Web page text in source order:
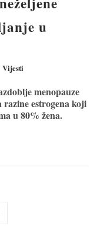
u
Vijesti
menopauze
razine estrogena koji
u 80% žena.